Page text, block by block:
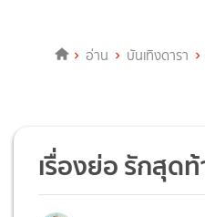
อ่าน บันเทิงดารา
เรื่องย่อ รักสุด